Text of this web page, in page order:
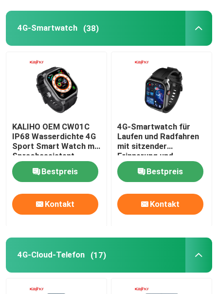
Über uns
Fabrik-Ausflug
Qualitätskontrolle
Treten Sie mit uns in Verbindung
Fordern Sie ein Zitat
Sport-intelligente Uhren
4G-Smartwatch (38)
KALIHO OEM CW01C
IP68 Wasserdichte 4G
Sport Smart Watch mit
Sprachassistent
Bestpreis
Kontakt
4G-Smartwatch für
Laufen und Radfahren
mit sitzender
Erinnerung und
Schlafüberwachung
Bestpreis
Kontakt
4G-Cloud-Telefon (17)